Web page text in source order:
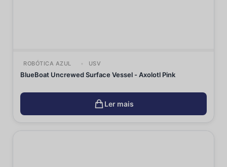
ROBÓTICA AZUL USV
BlueBoat Uncrewed Surface Vessel - Axolotl Pink
Ler mais